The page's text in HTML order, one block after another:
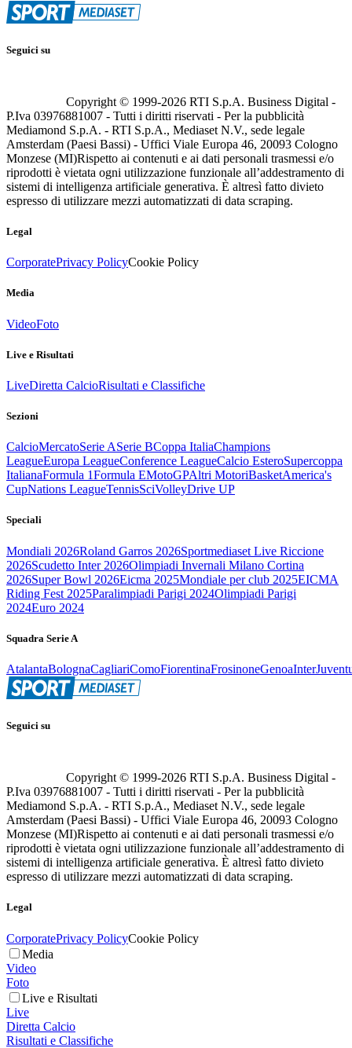
Seguici su
Copyright © 1999-2026 RTI S.p.A. Business Digital -
P.Iva 03976881007 - Tutti i diritti riservati - Per la pubblicità
Mediamond S.p.A. - RTI S.p.A., Mediaset N.V., sede legale
Amsterdam (Paesi Bassi) - Uffici Viale Europa 46, 20093 Cologno
Monzese (MI)Rispetto ai contenuti e ai dati personali trasmessi e/o
riprodotti è vietata ogni utilizzazione funzionale all’addestramento di
sistemi di intelligenza artificiale generativa. È altresì fatto divieto
espresso di utilizzare mezzi automatizzati di data scraping.
Legal
CorporatePrivacy PolicyCookie Policy
Media
VideoFoto
Live e Risultati
LiveDiretta CalcioRisultati e Classifiche
Sezioni
CalcioMercatoSerie ASerie BCoppa ItaliaChampions
LeagueEuropa LeagueConference LeagueCalcio EsteroSupercoppa
ItalianaFormula 1Formula EMotoGPAltri MotoriBasketAmerica's
CupNations LeagueTennisSciVolleyDrive UP
Speciali
Mondiali 2026Roland Garros 2026Sportmediaset Live Riccione
2026Scudetto Inter 2026Olimpiadi Invernali Milano Cortina
2026Super Bowl 2026Eicma 2025Mondiale per club 2025EICMA
Riding Fest 2025Paralimpiadi Parigi 2024Olimpiadi Parigi
2024Euro 2024
Squadra Serie A
AtalantaBolognaCagliariComoFiorentinaFrosinoneGenoaInter
Seguici su
Copyright © 1999-2026 RTI S.p.A. Business Digital -
P.Iva 03976881007 - Tutti i diritti riservati - Per la pubblicità
Mediamond S.p.A. - RTI S.p.A., Mediaset N.V., sede legale
Amsterdam (Paesi Bassi) - Uffici Viale Europa 46, 20093 Cologno
Monzese (MI)Rispetto ai contenuti e ai dati personali trasmessi e/o
riprodotti è vietata ogni utilizzazione funzionale all’addestramento di
sistemi di intelligenza artificiale generativa. È altresì fatto divieto
espresso di utilizzare mezzi automatizzati di data scraping.
Legal
CorporatePrivacy PolicyCookie Policy
Media
Video
Foto
Live e Risultati
Live
Diretta Calcio
Risultati e Classifiche